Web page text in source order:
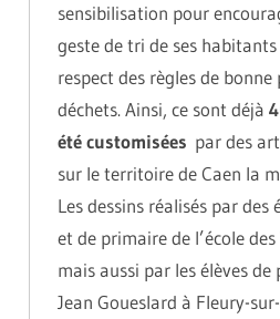
sensibilisation pour
geste de tri de ses
respect des règles de
déchets. Ainsi, ce sont déjà
été customisées par des
sur le territoire de Caen la
Les dessins réalisés par des
et de primaire de l’école
mais aussi par les élèves de
Jean Goueslard à Fleury-